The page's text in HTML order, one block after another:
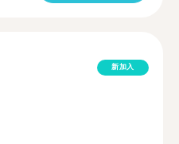
新加入